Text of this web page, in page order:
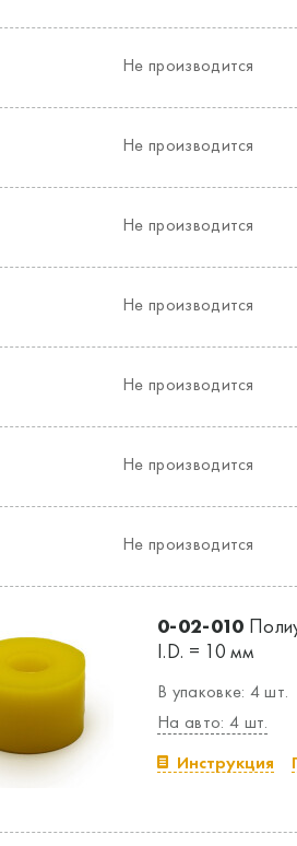
Не производится
Не производится
Не производится
Не производится
Не производится
Не производится
Не производится
0-02-010
I.D. = 10 мм
В упаковке: 4 шт.
На авто: 4 шт.
Инструкция